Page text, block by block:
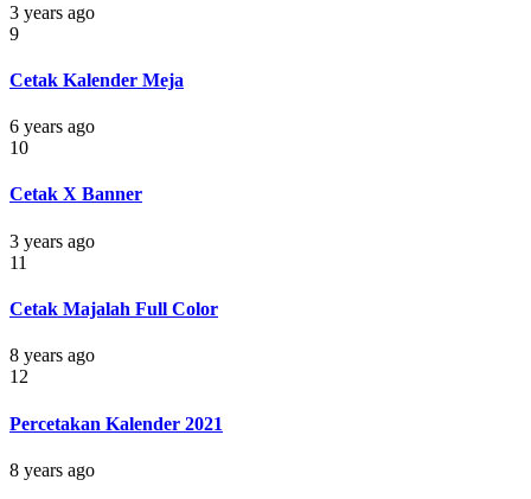
3 years ago
9
Cetak Kalender Meja
6 years ago
10
Cetak X Banner
3 years ago
11
Cetak Majalah Full Color
8 years ago
12
Percetakan Kalender 2021
8 years ago